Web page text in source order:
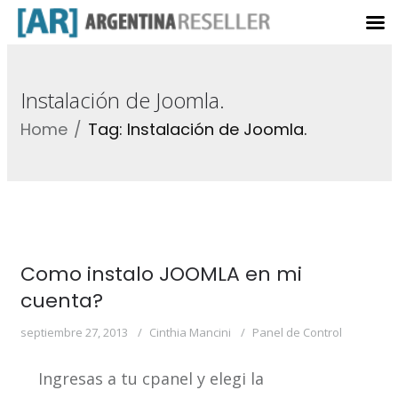
Instalación de Joomla.
Home Tag: Instalación de Joomla.
Como instalo JOOMLA en mi
cuenta?
septiembre 27, 2013 Cinthia Mancini Panel de Control
Ingresas a tu cpanel y elegi la